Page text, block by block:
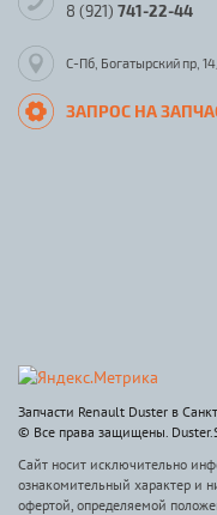
8 (921) 741-22-44
С-Пб, Богатырский пр,
ЗАПРОС НА
Запчасти Renault Duster в
© Все права защищены.
Сайт носит исключительно
ознакомительный характер и
офертой, определяемой